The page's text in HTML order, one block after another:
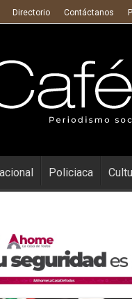
Directorio Contáctanos
Policiaca